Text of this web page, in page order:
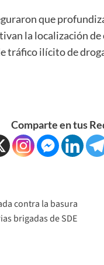
que
la localización
tráfico ilícito de
Comparte en tus
contra la basura
brigadas de SDE